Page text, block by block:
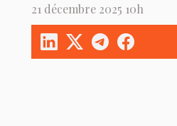
21 décembre 2025 10h